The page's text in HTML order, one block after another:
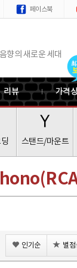
음향의 새로운 세대
리뷰 가격
스탠드/마운트
페이스북
인기순 별점